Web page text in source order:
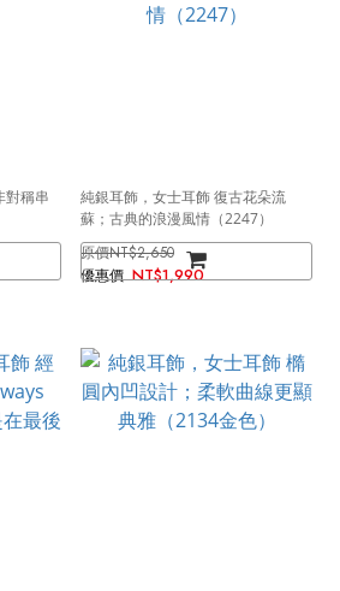
對稱串
純銀耳飾，女士耳飾 復古花朵流
蘇；古典的浪漫風情（2247）
NT$2,650
NT$1,990